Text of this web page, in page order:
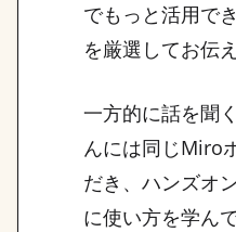
でもっと活用で
を厳選してお伝
一方的に話を聞
んには同じMiro
だき、ハンズオ
に使い方を学ん